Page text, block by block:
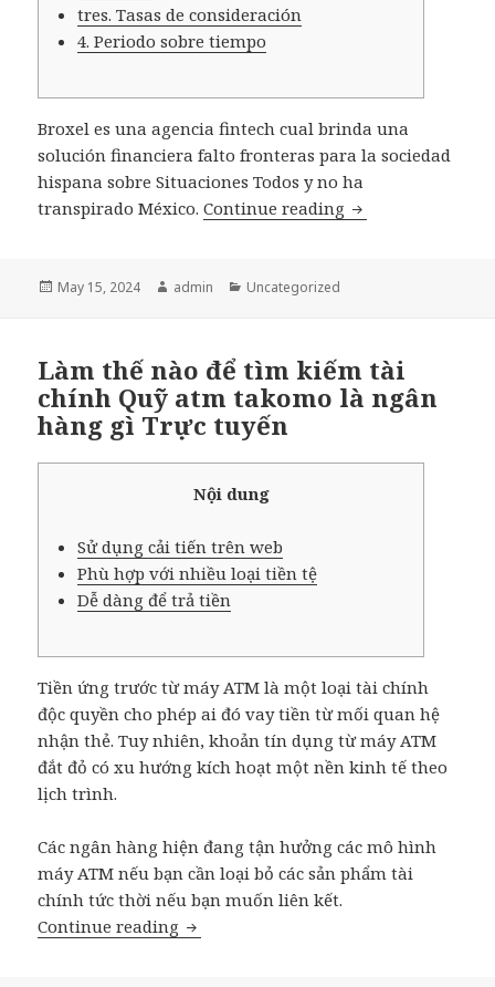
tres. Tasas de consideración
4. Periodo sobre tiempo
Broxel es una agencia fintech cual brinda una
solución financiera falto fronteras para la sociedad
hispana sobre Situaciones Todos y no ha
transpirado México.Continue reading Préstamo Broxel:
Posted
May 15, 2024 Author
admin Categories
Uncategorized
Làm thế nào để tìm kiếm tài
chính Quỹ atm takomo là ngân
hàng gì Trực tuyến
Nội dung
Sử dụng cải tiến trên web
Phù hợp với nhiều loại tiền tệ
Dễ dàng để trả tiền
Tiền ứng trước từ máy ATM là một loại tài chính
độc quyền cho phép ai đó vay tiền từ mối quan hệ
nhận thẻ. Tuy nhiên, khoản tín dụng từ máy ATM
đắt đỏ có xu hướng kích hoạt một nền kinh tế theo
lịch trình.
Các ngân hàng hiện đang tận hưởng các mô hình
máy ATM nếu bạn cần loại bỏ các sản phẩm tài
chính tức thời nếu bạn muốn liên kết.
Continue reading Làm thế nào để tìm kiếm tài chính